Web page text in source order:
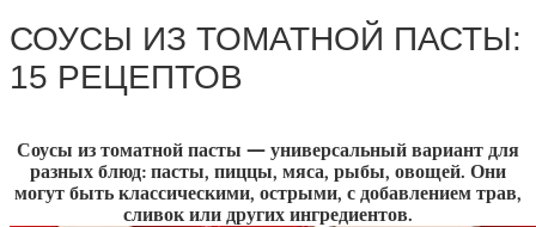
СОУСЫ ИЗ ТОМАТНОЙ ПАСТЫ:
15 РЕЦЕПТОВ
Соусы из томатной пасты — универсальный вариант для
разных блюд: пасты, пиццы, мяса, рыбы, овощей. Они
могут быть классическими, острыми, с добавлением трав,
сливок или других ингредиентов.